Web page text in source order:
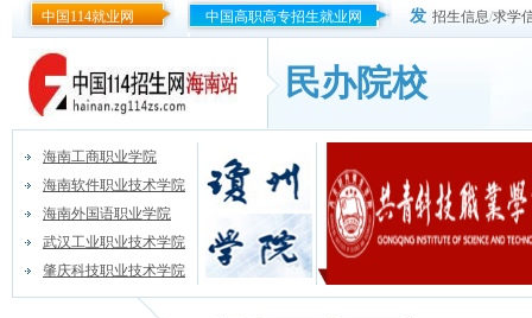
中国114就业网 中国高职高专招生就业网 发 招生信息/求学
民办院校
海南工商职业学院
海南软件职业技术学院
海南外国语职业学院
武汉工业职业技术学院
肇庆科技职业技术学院